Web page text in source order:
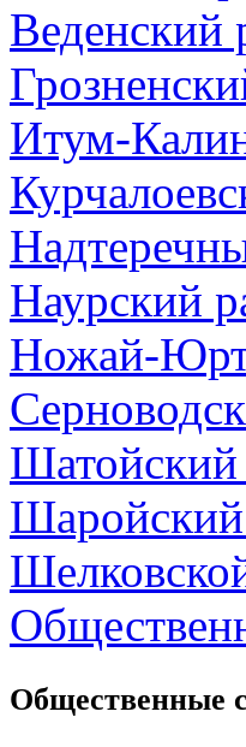
Веденский
Итум-
Наурский
Ножай-
Шатойский
Общественные